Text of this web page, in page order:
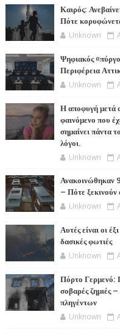
Καιρός:
Πότε
Unknown
Ψηφιακός
Περιφέρεια
Unknown
Η αποφυγή μετά
φαινόμενο που
σημαίνει πάντα
λόγοι.
Unknown
Ανακοινώθηκαν
– Πότε ξεκινούν
Unknown
Αυτές είναι οι
δασικές φωτιές
Unknown
Πόρτο Γερμενό:
σοβαρές ζημιές
πληγέντων
Unknown